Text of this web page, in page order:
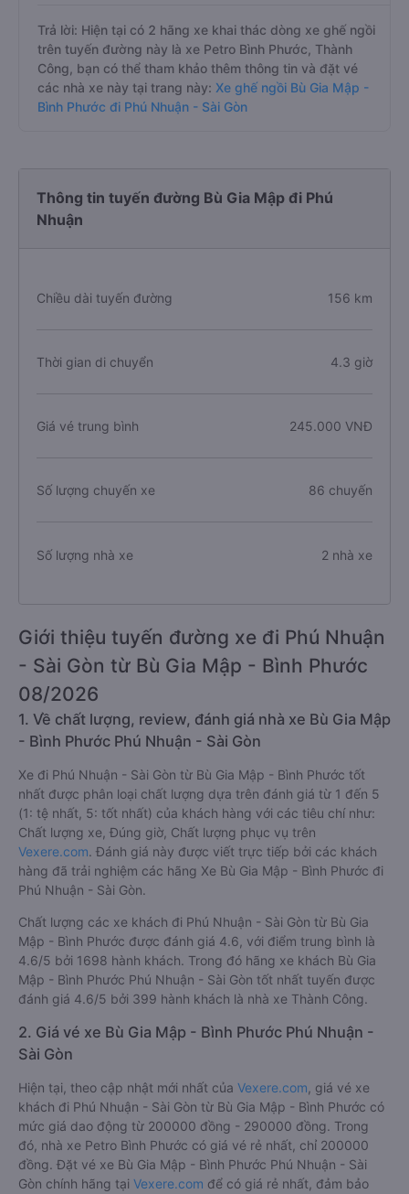
Trả lời: Hiện tại có 2 hãng xe khai thác dòng xe ghế ngồi
trên tuyến đường này là xe Petro Bình Phước, Thành
Công, bạn có thể tham khảo thêm thông tin và đặt vé
các nhà xe này tại trang này: Xe ghế ngồi Bù Gia Mập -
Bình Phước đi Phú Nhuận - Sài Gòn
Thông tin tuyến đường Bù Gia Mập đi Phú
Nhuận
Chiều dài tuyến đường 156 km
Thời gian di chuyển 4.3 giờ
Giá vé trung bình 245.000 VNĐ
Số lượng chuyến xe 86 chuyến
Số lượng nhà xe 2 nhà xe
Giới thiệu tuyến đường xe đi Phú Nhuận
- Sài Gòn từ Bù Gia Mập - Bình Phước
08/2026
1. Về chất lượng, review, đánh giá nhà xe Bù Gia Mập
- Bình Phước Phú Nhuận - Sài Gòn
Xe đi Phú Nhuận - Sài Gòn từ Bù Gia Mập - Bình Phước tốt
nhất được phân loại chất lượng dựa trên đánh giá từ 1 đến 5
(1: tệ nhất, 5: tốt nhất) của khách hàng với các tiêu chí như:
Chất lượng xe, Đúng giờ, Chất lượng phục vụ trên
Vexere.com. Đánh giá này được viết trực tiếp bởi các khách
hàng đã trải nghiệm các hãng Xe Bù Gia Mập - Bình Phước đi
Phú Nhuận - Sài Gòn.
Chất lượng các xe khách đi Phú Nhuận - Sài Gòn từ Bù Gia
Mập - Bình Phước được đánh giá 4.6, với điểm trung bình là
4.6/5 bởi 1698 hành khách. Trong đó hãng xe khách Bù Gia
Mập - Bình Phước Phú Nhuận - Sài Gòn tốt nhất tuyến được
đánh giá 4.6/5 bởi 399 hành khách là nhà xe Thành Công.
2. Giá vé xe Bù Gia Mập - Bình Phước Phú Nhuận -
Sài Gòn
Hiện tại, theo cập nhật mới nhất của Vexere.com , giá vé xe
khách đi Phú Nhuận - Sài Gòn từ Bù Gia Mập - Bình Phước có
mức giá dao động từ 200000 đồng - 290000 đồng. Trong
đó, nhà xe Petro Bình Phước có giá vé rẻ nhất, chỉ 200000
đồng. Đặt vé xe Bù Gia Mập - Bình Phước Phú Nhuận - Sài
Gòn chính hãng tại Vexere.com để có giá rẻ nhất, đảm bảo